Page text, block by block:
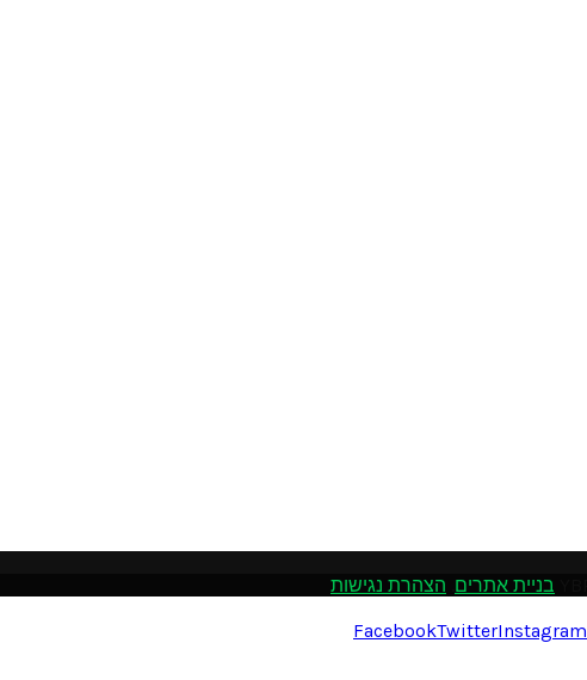
בניית אתרים הצהרת נגישות
FacebookTwitterInstagram